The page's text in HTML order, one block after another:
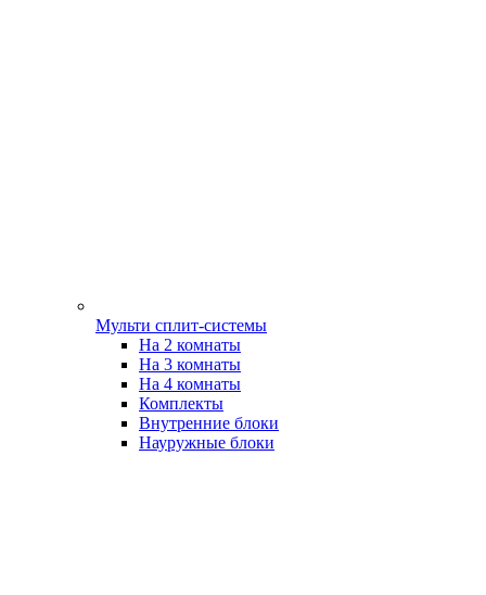
Мульти сплит-системы
На 2 комнаты
На 3 комнаты
На 4 комнаты
Комплекты
Внутренние блоки
Науружные блоки